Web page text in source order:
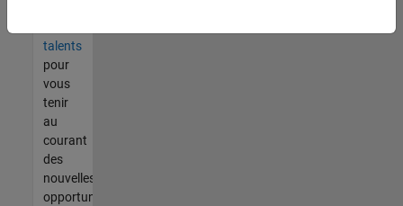
talents
pour
vous
tenir
au
courant
des
nouvelles
opportunités